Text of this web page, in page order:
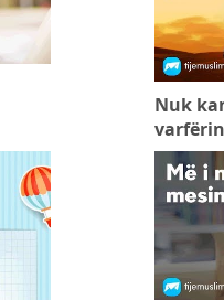
Nuk